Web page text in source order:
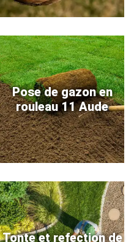
Pose de gazon en
rouleau 11 Aude
Tonte et refection de